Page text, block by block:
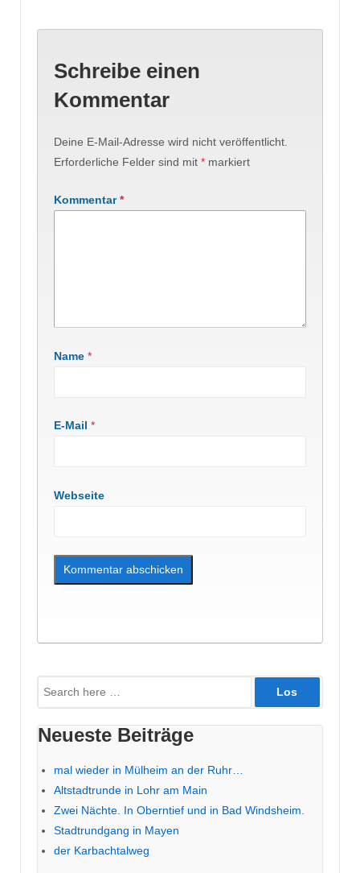
Schreibe einen
Kommentar
Deine E-Mail-Adresse wird nicht veröffentlicht.
Erforderliche Felder sind mit * markiert
Kommentar*
Name *
E-Mail *
Webseite
Suche
nach:
Neueste Beiträge
mal wieder in Mülheim an der Ruhr…
Altstadtrunde in Lohr am Main
Zwei Nächte. In Oberntief und in Bad Windsheim.
Stadtrundgang in Mayen
der Karbachtalweg